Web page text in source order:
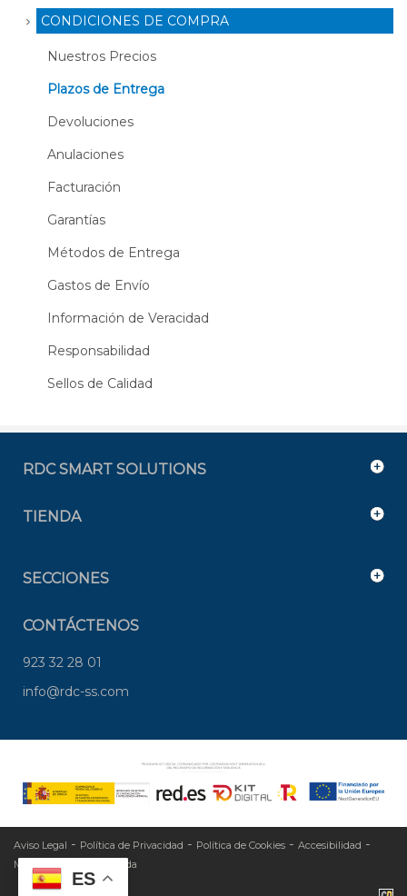
ES
CONDICIONES DE COMPRA
Nuestros Precios
Plazos de Entrega
Devoluciones
Anulaciones
Facturación
Garantías
Métodos de Entrega
Gastos de Envío
Información de Veracidad
Responsabilidad
Sellos de Calidad
RDC SMART SOLUTIONS
TIENDA
SECCIONES
CONTÁCTENOS
923 32 28 01
info@rdc-ss.com
Aviso Legal - Política de Privacidad - Política de Cookies - Accesibilidad -
Mapa Web - Área privada